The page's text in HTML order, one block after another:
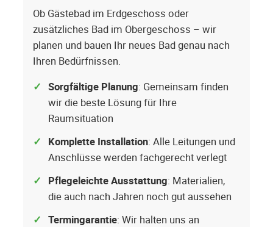
Ob Gästebad im Erdgeschoss oder
zusätzliches Bad im Obergeschoss – wir
planen und bauen Ihr neues Bad genau nach
Ihren Bedürfnissen.
Sorgfältige Planung: Gemeinsam finden
wir die beste Lösung für Ihre
Raumsituation
Komplette Installation: Alle Leitungen und
Anschlüsse werden fachgerecht verlegt
Pflegeleichte Ausstattung: Materialien,
die auch nach Jahren noch gut aussehen
Termingarantie: Wir halten uns an